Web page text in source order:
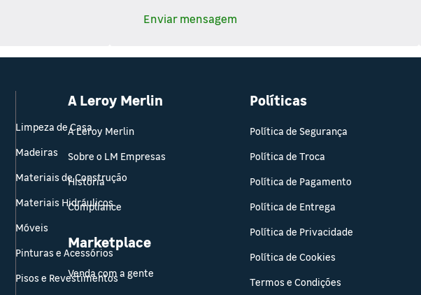
Enviar mensagem
Limpeza de Casa
Madeiras
Materiais de Construção
Materiais Hidráulicos
Móveis
Pinturas e Acessórios
Pisos e Revestimentos
A Leroy Merlin
A Leroy Merlin
Sobre o LM Empresas
História
Compliance
Marketplace
Venda com a gente
Políticas
Política de Segurança
Política de Troca
Política de Pagamento
Política de Entrega
Política de Privacidade
Política de Cookies
Termos e Condições